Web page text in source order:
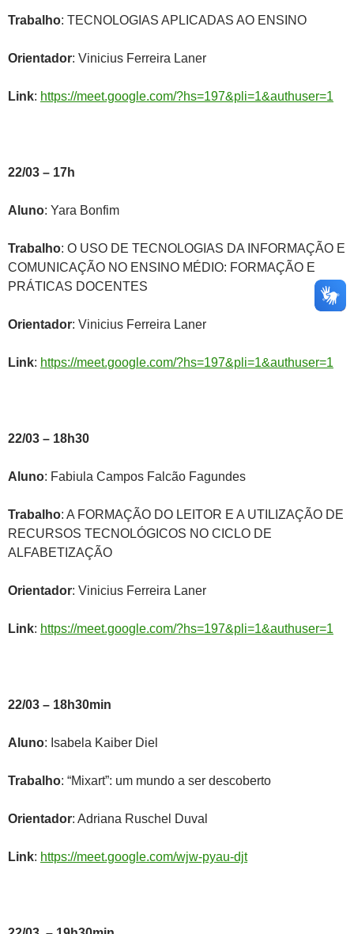
Trabalho: TECNOLOGIAS APLICADAS AO ENSINO
Orientador: Vinicius Ferreira Laner
Link: https://meet.google.com/?hs=197&pli=1&authuser=1
22/03 – 17h
Aluno: Yara Bonfim
Trabalho: O USO DE TECNOLOGIAS DA INFORMAÇÃO E
COMUNICAÇÃO NO ENSINO MÉDIO: FORMAÇÃO E
PRÁTICAS DOCENTES
Orientador: Vinicius Ferreira Laner
Link: https://meet.google.com/?hs=197&pli=1&authuser=1
22/03 – 18h30
Aluno: Fabiula Campos Falcão Fagundes
Trabalho: A FORMAÇÃO DO LEITOR E A UTILIZAÇÃO DE
RECURSOS TECNOLÓGICOS NO CICLO DE
ALFABETIZAÇÃO
Orientador: Vinicius Ferreira Laner
Link: https://meet.google.com/?hs=197&pli=1&authuser=1
22/03 – 18h30min
Aluno: Isabela Kaiber Diel
Trabalho: “Mixart”: um mundo a ser descoberto
Orientador: Adriana Ruschel Duval
Link: https://meet.google.com/wjw-pyau-djt